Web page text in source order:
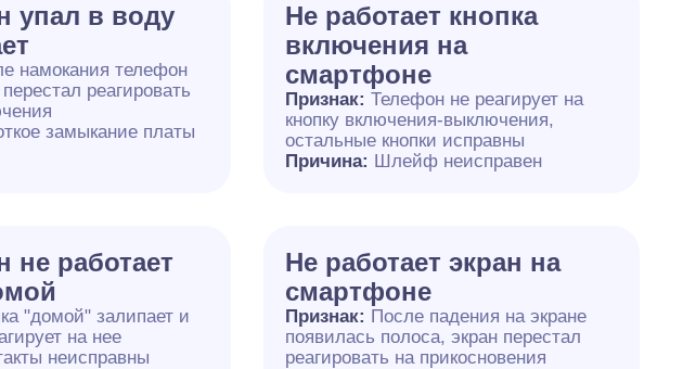
упал в воду
намокания телефон
реагировать
замыкание платы
Не работает кнопка
включения на
смартфоне
Признак: Телефон не реагирует на
кнопку включения-выключения,
остальные кнопки исправны
Причина: Шлейф неисправен
не работает
"домой" залипает и
на нее
неисправны
Не работает экран на
смартфоне
Признак: После падения на экране
появилась полоса, экран перестал
реагировать на прикосновения